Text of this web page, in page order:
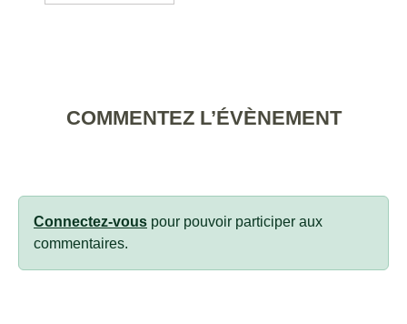
COMMENTEZ L’ÉVÈNEMENT
Connectez-vous pour pouvoir participer aux
commentaires.